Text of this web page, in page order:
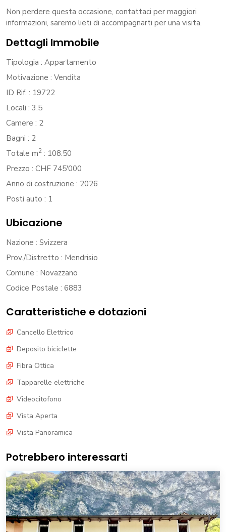
Non perdere questa occasione, contattaci per maggiori
informazioni, saremo lieti di accompagnarti per una visita.
Dettagli Immobile
Tipologia : Appartamento
Motivazione : Vendita
ID Rif. : 19722
Locali : 3.5
Camere : 2
Bagni : 2
Totale m2 : 108.50
Prezzo : CHF 745'000
Anno di costruzione : 2026
Posti auto : 1
Ubicazione
Nazione : Svizzera
Prov./Distretto : Mendrisio
Comune : Novazzano
Codice Postale : 6883
Caratteristiche e dotazioni
Cancello Elettrico
Deposito biciclette
Fibra Ottica
Tapparelle elettriche
Videocitofono
Vista Aperta
Vista Panoramica
Potrebbero interessarti